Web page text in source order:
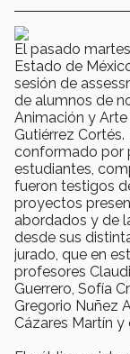
El pasado
Estado de
sesión de
de alumnos de
Animación y
Gutiérrez
conformado por
estudiantes,
fueron testigos
proyectos
abordados y de
desde sus
jurado, que en
profesores
Guerrero, Sofía
Gregorio Nuñez
Cázares Martín y